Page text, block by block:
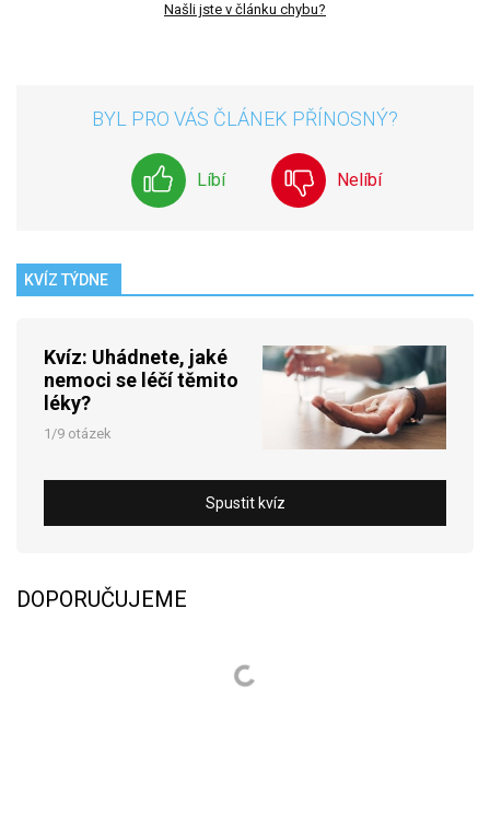
Našli jste v článku chybu?
BYL PRO VÁS ČLÁNEK PŘÍNOSNÝ?
Líbí Nelíbí
KVÍZ TÝDNE
Kvíz: Uhádnete, jaké
nemoci se léčí těmito
léky?
1/9 otázek
Spustit kvíz
DOPORUČUJEME